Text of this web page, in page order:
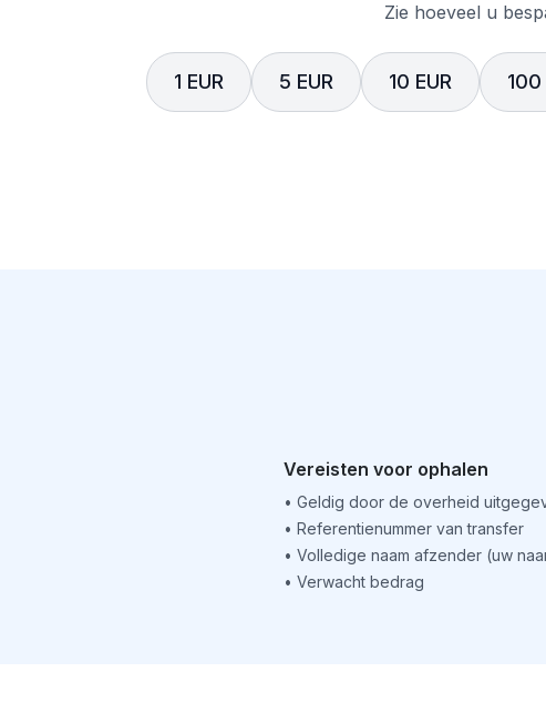
Zie hoeveel u
1 EUR 5 EUR 10 EUR 100
Vereisten voor ophalen
• Geldig door de overheid
• Referentienummer van transfer
• Volledige naam afzender (uw
• Verwacht bedrag